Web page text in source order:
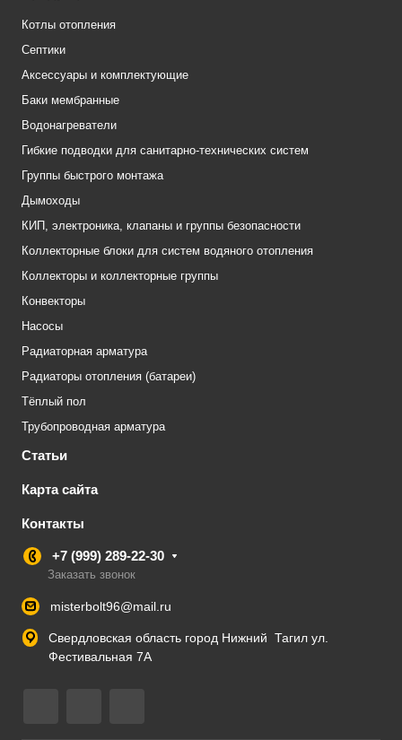
Котлы отопления
Септики
Аксессуары и комплектующие
Баки мембранные
Водонагреватели
Гибкие подводки для санитарно-технических систем
Группы быстрого монтажа
Дымоходы
КИП, электроника, клапаны и группы безопасности
Коллекторные блоки для систем водяного отопления
Коллекторы и коллекторные группы
Конвекторы
Насосы
Радиаторная арматура
Радиаторы отопления (батареи)
Тёплый пол
Трубопроводная арматура
Статьи
Карта сайта
Контакты
+7 (999) 289-22-30
Заказать звонок
misterbolt96@mail.ru
Свердловская область город Нижний Тагил ул.
Фестивальная 7А